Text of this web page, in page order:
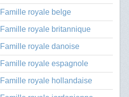
Famille royale belge
Famille royale britannique
Famille royale danoise
Famille royale espagnole
Famille royale hollandaise